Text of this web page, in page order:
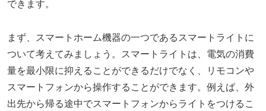
できます。
まず、スマートホーム機器の一つであるスマートライトに
ついて考えてみましょう。スマートライトは、電気の消費
量を最小限に抑えることができるだけでなく、リモコンや
スマートフォンから操作することができます。例えば、外
出先から帰る途中でスマートフォンからライトをつけるこ